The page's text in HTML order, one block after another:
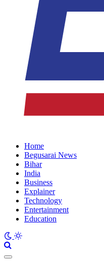
Home
Begusarai News
Bihar
India
Business
Explainer
Technology
Entertainment
Education